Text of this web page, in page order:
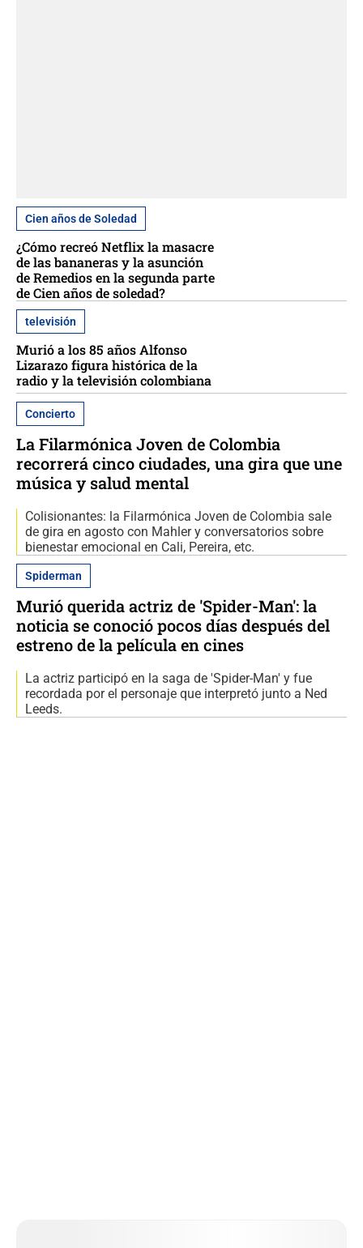
Cien años de Soledad
¿Cómo recreó Netflix la masacre
de las bananeras y la asunción
de Remedios en la segunda parte
de Cien años de soledad?
televisión
Murió a los 85 años Alfonso
Lizarazo figura histórica de la
radio y la televisión colombiana
Concierto
La Filarmónica Joven de Colombia
recorrerá cinco ciudades, una gira que une
música y salud mental
Colisionantes: la Filarmónica Joven de Colombia sale
de gira en agosto con Mahler y conversatorios sobre
bienestar emocional en Cali, Pereira, etc.
Spiderman
Murió querida actriz de 'Spider-Man': la
noticia se conoció pocos días después del
estreno de la película en cines
La actriz participó en la saga de 'Spider-Man' y fue
recordada por el personaje que interpretó junto a Ned
Leeds.